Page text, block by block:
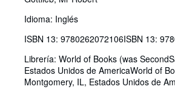
Idioma: Inglés
ISBN 13: 9780262072106ISBN 13:
Librería: World of Books (was
Estados Unidos de AmericaWorld of
Montgomery, IL, Estados Unidos de